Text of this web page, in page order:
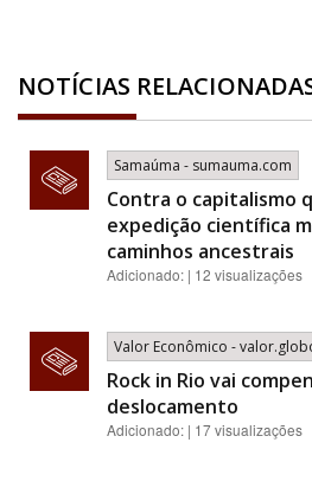
NOTÍCIAS
Samaúma - sumauma.com
Contra o capitalismo
expedição científica
caminhos ancestrais
Adicionado: | 12 visualizações
Valor Econômico -
Rock in Rio vai
deslocamento
Adicionado: | 17 visualizações